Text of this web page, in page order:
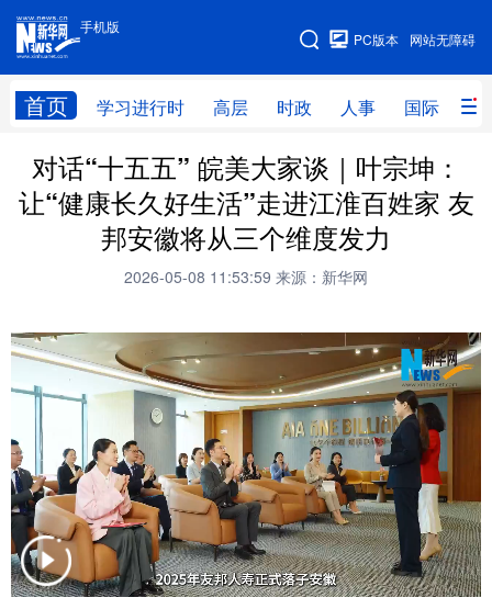
手机版
网站无障碍
PC版本
首页 学习进行时 高层 时政 人事 国际 财
手机版
网站地图
学习进行时 高层 时政 人事
国际 财经 网评 港澳
思客智库 全球连线
文化 书画 健康 军事
访谈 视频 图片 政务
中央文件 金融 汽车
食品 人居 信息化 数字经济
学术中国 乡村振兴 银龄 溯源中国
城市 旅游 能源 会展
对话“十五五” 皖美大家谈｜叶宗坤：
让“健康长久好生活”走进江淮百姓家 友
邦安徽将从三个维度发力
2026-05-08 11:53:59 来源：新华网